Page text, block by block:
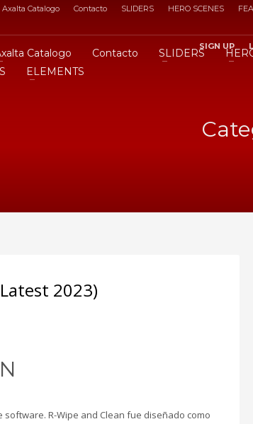
Axalta Catalogo Contacto SLIDERS HERO SCENES
SIGN UP
Catalogo Contacto SLIDERS
ELEMENTS
2023)
R-Wipe and Clean fue diseñado como